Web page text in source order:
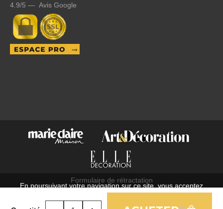
4.9/5 — Avis Google
Formulaire de rétractation
C.G.V.
Mentions légales
En poursuivant votre navigation sur ce site, vous acceptez